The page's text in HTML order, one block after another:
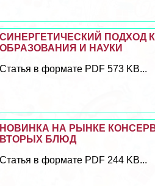
СИНЕРГЕТИЧЕСКИЙ ПОДХОД
ОБРАЗОВАНИЯ И НАУКИ
Статья в формате PDF 573 KB...
НОВИНКА НА РЫНКЕ
ВТОРЫХ БЛЮД
Статья в формате PDF 244 KB...